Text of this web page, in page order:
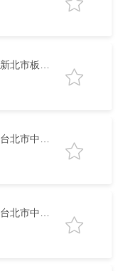
新北市板橋區
台北市中山區
台北市中山區